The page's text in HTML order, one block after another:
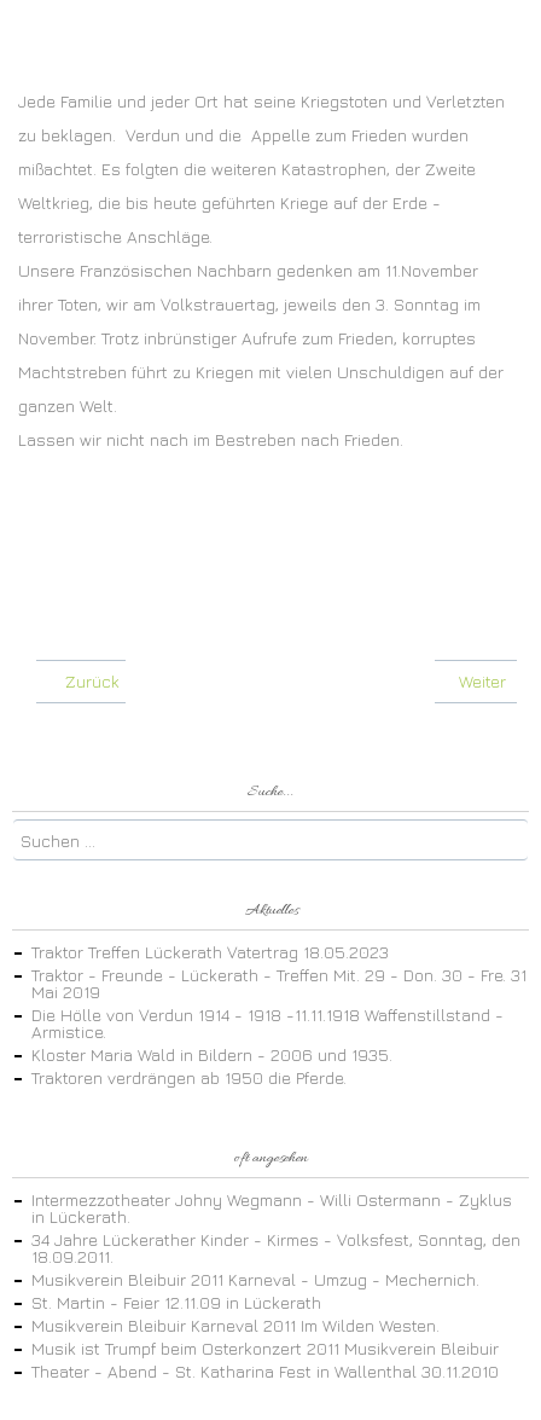
Jede Familie und jeder Ort hat seine Kriegstoten und Verletzten
zu beklagen. Verdun und die Appelle zum Frieden wurden
mißachtet. Es folgten die weiteren Katastrophen, der Zweite
Weltkrieg, die bis heute geführten Kriege auf der Erde -
terroristische Anschläge.
Unsere Französischen Nachbarn gedenken am 11.November
ihrer Toten, wir am Volkstrauertag, jeweils den 3. Sonntag im
November. Trotz inbrünstiger Aufrufe zum Frieden, korruptes
Machtstreben führt zu Kriegen mit vielen Unschuldigen auf der
ganzen Welt.
Lassen wir nicht nach im Bestreben nach Frieden.
Zurück Weiter
Suche...
Aktuelles
Traktor Treffen Lückerath Vatertrag 18.05.2023
Traktor - Freunde - Lückerath - Treffen Mit. 29 - Don. 30 - Fre. 31
Mai 2019
Die Hölle von Verdun 1914 - 1918 -11.11.1918 Waffenstillstand -
Armistice.
Kloster Maria Wald in Bildern - 2006 und 1935.
Traktoren verdrängen ab 1950 die Pferde.
oft angesehen
Intermezzotheater Johny Wegmann - Willi Ostermann - Zyklus
in Lückerath.
34 Jahre Lückerather Kinder - Kirmes - Volksfest, Sonntag, den
18.09.2011.
Musikverein Bleibuir 2011 Karneval - Umzug - Mechernich.
St. Martin - Feier 12.11.09 in Lückerath
Musikverein Bleibuir Karneval 2011 Im Wilden Westen.
Musik ist Trumpf beim Osterkonzert 2011 Musikverein Bleibuir
Theater - Abend - St. Katharina Fest in Wallenthal 30.11.2010